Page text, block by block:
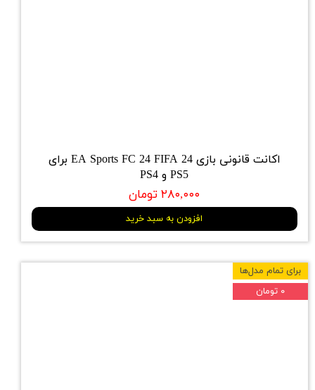
اکانت قانونی بازی EA Sports FC 24 FIFA 24 برای
PS5 و PS4
۲۸۰,۰۰۰ تومان
افزودن به سبد خرید
برای تمام مدل‌ها
۰ تومان